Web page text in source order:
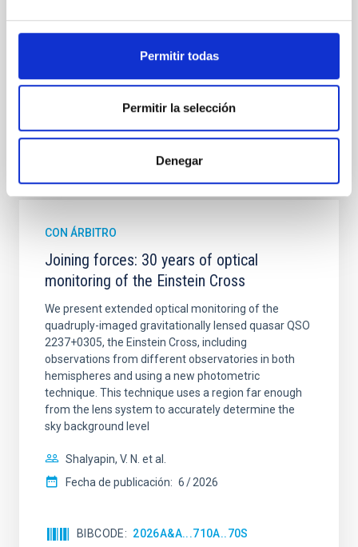
Permitir todas
Permitir la selección
Denegar
Methods. We homogeneously analysed
Sarrato-Alós, J. et al.
1
CON ÁRBITRO
Joining forces: 30 years of optical
monitoring of the Einstein Cross
We present extended optical monitoring of the
quadruply-imaged gravitationally lensed quasar QSO
2237+0305, the Einstein Cross, including
observations from different observatories in both
hemispheres and using a new photometric
technique. This technique uses a region far enough
from the lens system to accurately determine the
sky background level
Shalyapin, V. N. et al.
Fecha de publicación: 6 2026
BIBCODE 2026A&A...710A..70S